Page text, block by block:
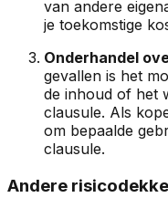
van andere
je toekomstige
Onderhandel
gevallen is het
de inhoud of het
clausule. Als
om bepaalde
clausule.
Andere